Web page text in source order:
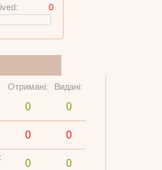
0
Отримані: Видані:
0 0
0 0
0 0